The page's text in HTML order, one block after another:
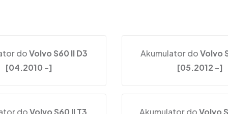
doVolvo S60 II D3
[04.2010 -]
Akumulator doVolvo
[05.2012 -]
doVolvo S60 II T3
Akumulator doVolvo